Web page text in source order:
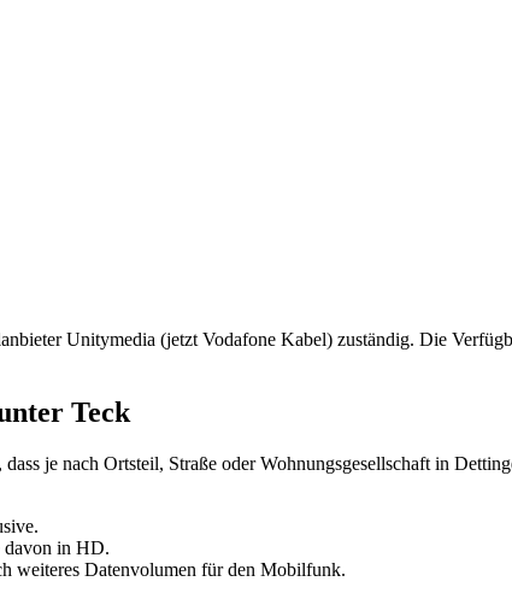
Unitymedia (jetzt Vodafone Kabel) zuständig. Die
Teck
je nach Ortsteil, Straße oder Wohnungsgesellschaft in
davon in HD.
weiteres Datenvolumen für den Mobilfunk.